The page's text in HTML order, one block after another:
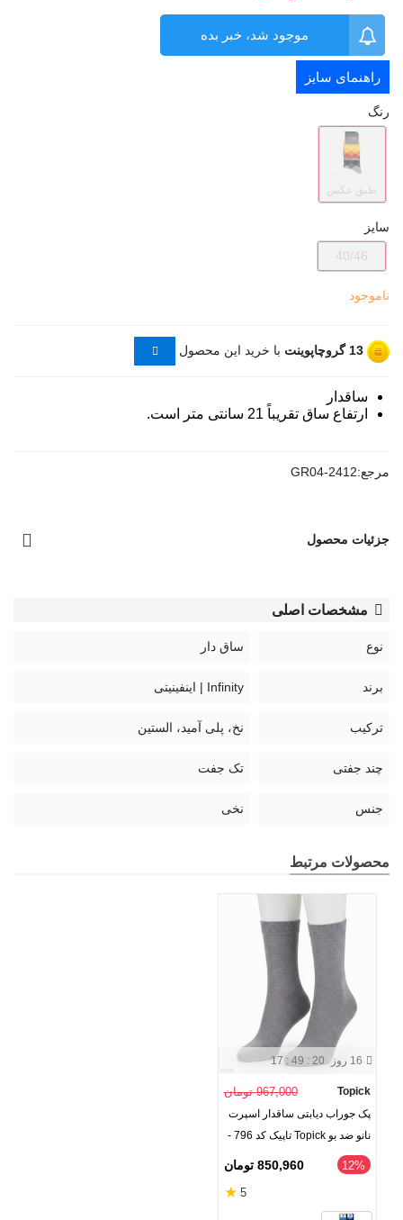
موجود شد، خبر بده
راهنمای سایز
رنگ
طبق عکس
سایز
40/46
ناموجود
13 گروچاپوینت با خرید این محصول
ساقدار
ارتفاع ساق تقریباً 21 سانتی متر است.
مرجع:GR04-2412
جزئیات محصول
مشخصات اصلی
نوع ساق دار
برند Infinity | اینفینیتی
ترکیب نخ، پلی آمید، الستین
چند جفتی تک جفت
جنس نخی
محصولات مرتبط
16 روز 17 : 49 : 20
Topick 967,000 تومان
پک جوراب دیابتی ساقدار اسپرت
نانو ضد بو Topick تاپیک کد 796 -
بسته 2 جفتی
‎12% 850,960 تومان
5
★